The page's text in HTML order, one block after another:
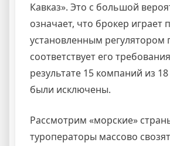
Кавказ». Это с большой
означает, что брокер играет
установленным регулятором
соответствует его
результате 15 компаний из
были исключены.
Рассмотрим «морские»
туроператоры массово